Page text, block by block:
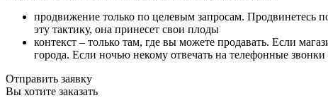
продвижение только по целевым запросам. Продвинетесь
эту тактику, она принесет свои плоды
контекст – только там, где вы можете продавать. Если
города. Если ночью некому отвечать на телефонные
Отправить заявку
Вы хотите заказать